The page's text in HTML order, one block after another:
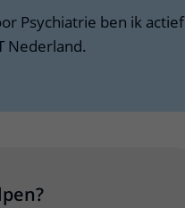
Psychiatrie ben ik actief
Nederland.